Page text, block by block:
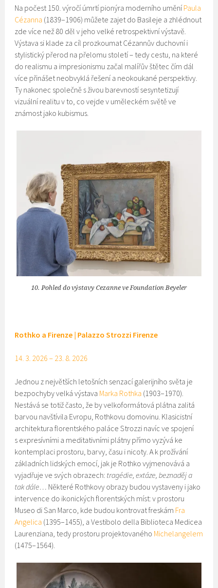
Na počest 150. výročí úmrtí pionýra moderního umění Paula
Cézanna (1839–1906) můžete zajet do Basileje a zhlédnout
zde více než 80 děl v jeho velké retrospektivní výstavě.
Výstava si klade za cíl prozkoumat Cézannův duchovní i
stylistický přerod na přelomu století – tedy cestu, na které
do realismu a impresionismu začal malířův štětec čím dál
více přinášet neobvyklá řešení a neokoukané perspektivy.
Ty nakonec společně s živou barevností sesyntetizují
vizuální realitu v to, co vejde v uměleckém světě ve
známost jako kubismus.
10. Pohled do výstavy Cezanne ve Foundation Beyeler
Rothko a Firenze | Palazzo Strozzi Firenze
14. 3. 2026 – 23. 8. 2026
Jednou z největších letošních senzací galerijního světa je
bezpochyby velká výstava Marka Rothka (1903–1970).
Nestává se totiž často, že by velkoformátová plátna zalitá
barvou navštívila Evropu, Rothkovu domovinu. Klasicistní
architektura florentského paláce Strozzi navíc ve spojení
s expresívními a meditativními plátny přímo vyzývá ke
kontemplaci prostoru, barvy, času i nicoty. A k prožívání
základních lidských emocí, jak je Rothko vyjmenovává a
vyjadřuje ve svých obrazech: tragédie, extáze, beznaděj a
tak dále… Některé Rothkovy obrazy budou vystaveny i jako
intervence do ikonických florentských míst: v prostoru
Museo di San Marco, kde budou kontrovat freskám Fra
Angelica (1395–1455), a Vestibolo della Biblioteca Medicea
Laurenziana, tedy prostoru projektovaného Michelangelem
(1475–1564).